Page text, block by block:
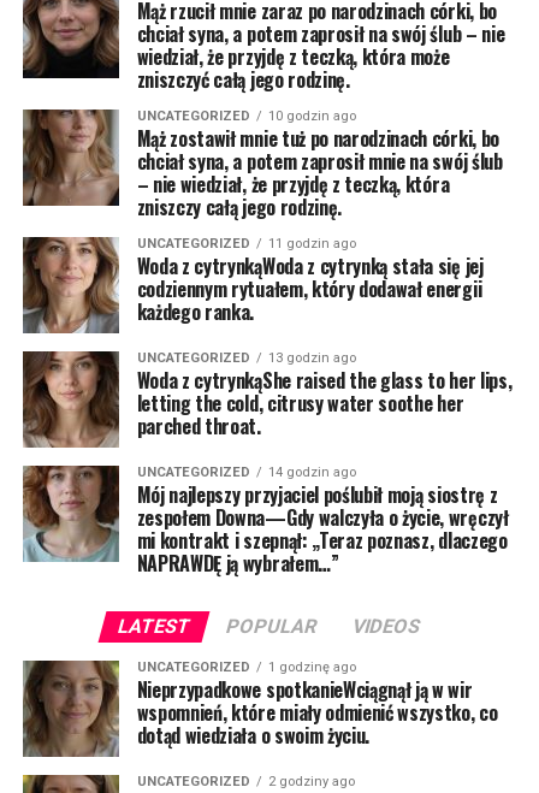
Mąż rzucił mnie zaraz po narodzinach córki, bo
chciał syna, a potem zaprosił na swój ślub – nie
wiedział, że przyjdę z teczką, która może
zniszczyć całą jego rodzinę.
UNCATEGORIZED 10 godzin ago
Mąż zostawił mnie tuż po narodzinach córki, bo
chciał syna, a potem zaprosił mnie na swój ślub
– nie wiedział, że przyjdę z teczką, która
zniszczy całą jego rodzinę.
UNCATEGORIZED 11 godzin ago
Woda z cytrynkąWoda z cytrynką stała się jej
codziennym rytuałem, który dodawał energii
każdego ranka.
UNCATEGORIZED 13 godzin ago
Woda z cytrynkąShe raised the glass to her lips,
letting the cold, citrusy water soothe her
parched throat.
UNCATEGORIZED 14 godzin ago
Mój najlepszy przyjaciel poślubił moją siostrę z
zespołem Downa—Gdy walczyła o życie, wręczył
mi kontrakt i szepnął: „Teraz poznasz, dlaczego
NAPRAWDĘ ją wybrałem…”
LATEST POPULAR VIDEOS
UNCATEGORIZED 1 godzinę ago
Nieprzypadkowe spotkanieWciągnął ją w wir
wspomnień, które miały odmienić wszystko, co
dotąd wiedziała o swoim życiu.
UNCATEGORIZED 2 godziny ago